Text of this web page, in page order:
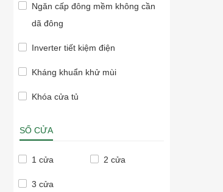
Ngăn cấp đông mềm không cần
dã đông
Inverter tiết kiệm điện
Kháng khuẩn khử mùi
Khóa cửa tủ
SỐ CỬA
1 cửa 2 cửa
3 cửa